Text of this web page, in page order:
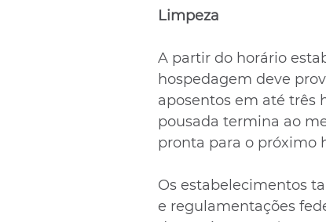
Limpeza
A partir do horário
hospedagem deve
aposentos em até três
pousada termina ao
pronta para o próximo
Os estabelecimentos
e regulamentações